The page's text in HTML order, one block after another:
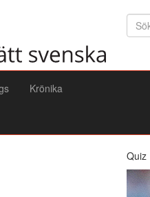
Krönika
Quiz